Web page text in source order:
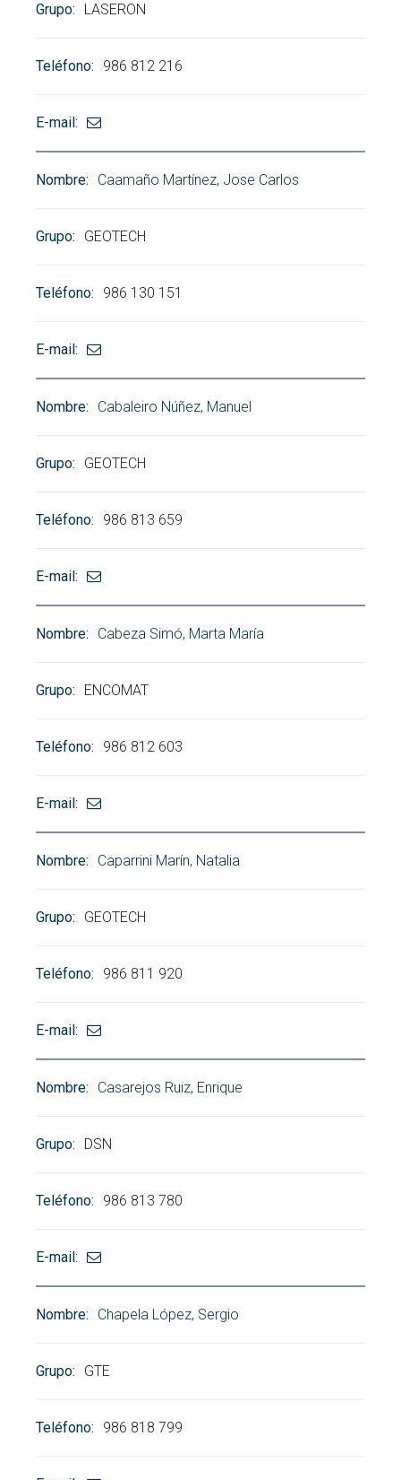
LASERON
986 812 216
Caamaño Martínez, Jose Carlos
GEOTECH
986 130 151
Cabaleiro Núñez, Manuel
GEOTECH
986 813 659
Cabeza Simó, Marta María
ENCOMAT
986 812 603
Caparrini Marín, Natalia
GEOTECH
986 811 920
Casarejos Ruiz, Enrique
DSN
986 813 780
Chapela López, Sergio
GTE
986 818 799